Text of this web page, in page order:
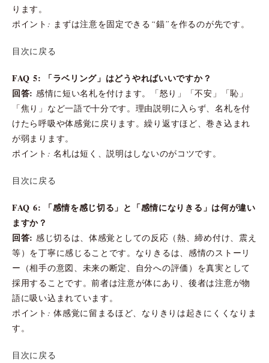
ります。
ポイント: まずは注意を固定できる“錨”を作るのが先です。
目次に戻る
FAQ 5: 「ラベリング」はどうやればいいですか？
回答: 感情に短い名札を付けます。「怒り」「不安」「恥」
「焦り」など一語で十分です。理由説明に入らず、名札を付
けたら呼吸や体感覚に戻ります。繰り返すほど、巻き込まれ
が弱まります。
ポイント: 名札は短く、説明はしないのがコツです。
目次に戻る
FAQ 6: 「感情を感じ切る」と「感情になりきる」は何が違い
ますか？
回答: 感じ切るは、体感覚としての反応（熱、締め付け、震え
等）を丁寧に感じることです。なりきるは、感情のストーリ
ー（相手の意図、未来の断定、自分への評価）を真実として
採用することです。前者は注意が体にあり、後者は注意が物
語に吸い込まれています。
ポイント: 体感覚に留まるほど、なりきりは起きにくくなりま
す。
目次に戻る